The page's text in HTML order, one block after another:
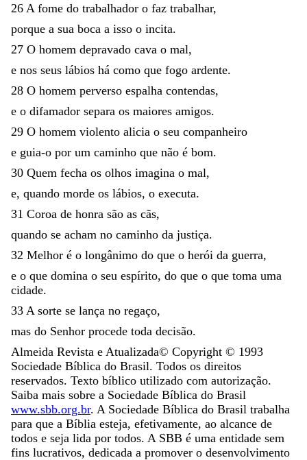
26 A fome do trabalhador o faz trabalhar,
porque a sua boca a isso o incita.
27 O homem depravado cava o mal,
e nos seus lábios há como que fogo ardente.
28 O homem perverso espalha contendas,
e o difamador separa os maiores amigos.
29 O homem violento alicia o seu companheiro
e guia-o por um caminho que não é bom.
30 Quem fecha os olhos imagina o mal,
e, quando morde os lábios, o executa.
31 Coroa de honra são as cãs,
quando se acham no caminho da justiça.
32 Melhor é o longânimo do que o herói da guerra,
e o que domina o seu espírito, do que o que toma uma
cidade.
33 A sorte se lança no regaço,
mas do Senhor procede toda decisão.
Almeida Revista e Atualizada© Copyright © 1993
Sociedade Bíblica do Brasil. Todos os direitos
reservados. Texto bíblico utilizado com autorização.
Saiba mais sobre a Sociedade Bíblica do Brasil
www.sbb.org.br. A Sociedade Bíblica do Brasil trabalha
para que a Bíblia esteja, efetivamente, ao alcance de
todos e seja lida por todos. A SBB é uma entidade sem
fins lucrativos, dedicada a promover o desenvolvimento